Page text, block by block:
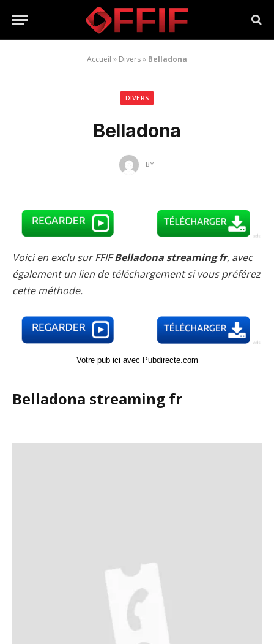
Accueil » Divers» Belladona
DIVERS
Belladona
BY
Voici en exclu sur FFIFBelladona streaming fr, avec
également un lien de téléchargement si vous préférez
cette méthode.
Votre pub ici avec Pubdirecte.com
Belladona streaming fr